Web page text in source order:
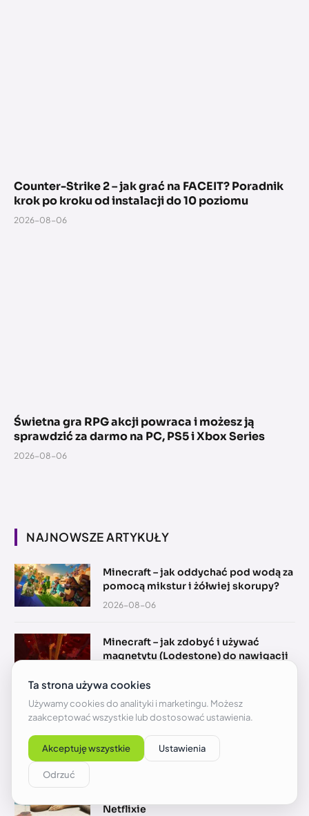
Counter-Strike 2 – jak grać na FACEIT? Poradnik
krok po kroku od instalacji do 10 poziomu
2026-08-06
Świetna gra RPG akcji powraca i możesz ją
sprawdzić za darmo na PC, PS5 i Xbox Series
2026-08-06
NAJNOWSZE ARTYKUŁY
Minecraft – jak oddychać pod wodą za
pomocą mikstur i żółwiej skorupy?
2026-08-06
Minecraft – jak zdobyć i używać
magnetytu (Lodestone) do nawigacji
Jak zrobić nieskończone źródło wody
z dwóch wiader w Minecraft?
2026-08-06
Netflixie